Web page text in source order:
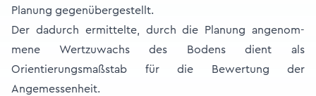
Planung gegenübergestellt.
Der dadurch ermittelte, durch die Planung angenom-
mene Wertzuwachs des Bodens dient als
Orientierungsmaßstab für die Bewertung der
Angemessenheit.